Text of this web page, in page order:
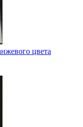
цвета